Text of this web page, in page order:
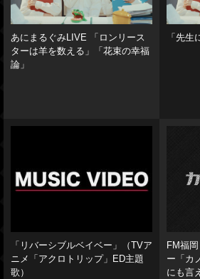
あにまるぐみLIVE 「ロンリース
ターは羊を数える」「花束の幸福
論」
「先生
「リバーシブルベイベー」（TVア
ニメ「アクロトリップ」ED主題
歌）
FM福
ー「カ
にも言